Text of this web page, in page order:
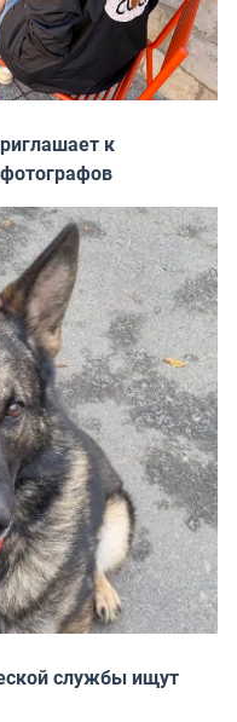
к
службы ищут